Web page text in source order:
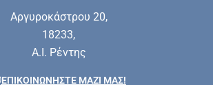
Αργυροκάστρου 20,
18233,
Α.Ι. Ρέντης
ΕΠΙΚΟΙΝΩΝΗΣΤΕ ΜΑΖΊ ΜΑΣ!